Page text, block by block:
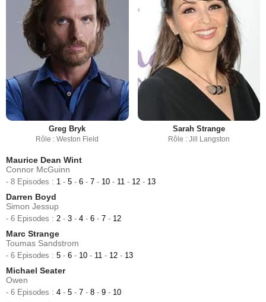
Greg Bryk
Rôle : Weston Field
Sarah Strange
Rôle : Jill Langston
Maurice Dean Wint
Connor McGuinn
- 8 Episodes : 1 - 5 - 6 - 7 - 10 - 11 - 12 - 13
Darren Boyd
Simon Jessup
- 6 Episodes : 2 - 3 - 4 - 6 - 7 - 12
Marc Strange
Toumas Sandstrom
- 6 Episodes : 5 - 6 - 10 - 11 - 12 - 13
Michael Seater
Owen
- 6 Episodes : 4 - 5 - 7 - 8 - 9 - 10